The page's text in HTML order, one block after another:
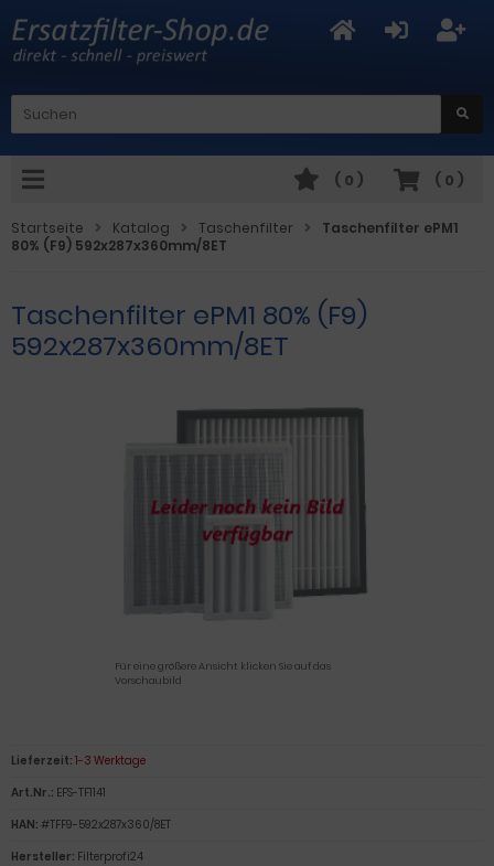
( 0 )
( 0 )
Startseite Katalog Taschenfilter
Taschenfilter ePM1
80% (F9) 592x287x360mm/8ET
Taschenfilter ePM1 80% (F9)
592x287x360mm/8ET
Für eine größere Ansicht klicken Sie auf das
Vorschaubild
Lieferzeit: 1-3 Werktage
Art.Nr.: EFS-TF1141
HAN: #TFF9-592x287x360/8ET
Hersteller: Filterprofi24